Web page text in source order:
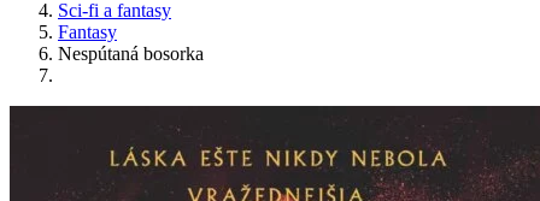
Sci-fi a fantasy
Fantasy
Nespútaná bosorka